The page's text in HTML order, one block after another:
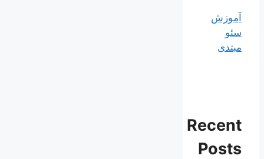
آموزش
سئو
مبتدی
Recent
Posts